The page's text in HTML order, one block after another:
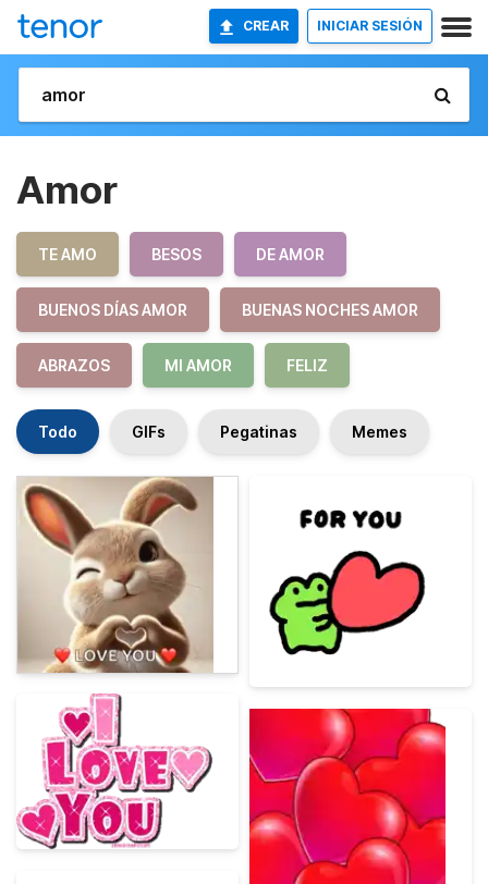
CREAR INICIAR SESIÓN
Amor
TE AMO BESOS DE AMOR
BUENOS DÍAS AMOR BUENAS NOCHES AMOR
ABRAZOS MI AMOR FELIZ
Todo GIFs Pegatinas Memes